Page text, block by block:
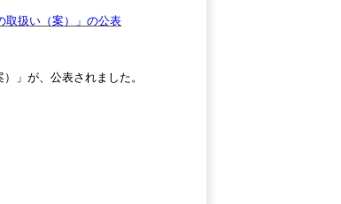
取扱い（案）」の公表
」が、公表されました。